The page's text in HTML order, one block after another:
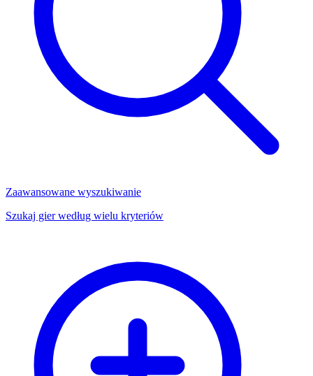
Zaawansowane wyszukiwanie
Szukaj gier według wielu kryteriów